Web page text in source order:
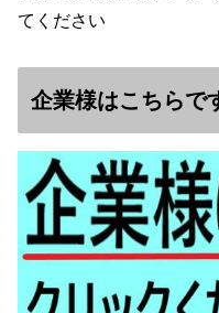
てください
企業様はこちらで